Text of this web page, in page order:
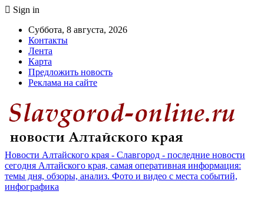
Sign in
Суббота, 8 августа, 2026
Контакты
Лента
Карта
Предложить новость
Реклама на сайте
Новости Алтайского края - Славгород - последние новости
сегодня Алтайского края, самая оперативная информация:
темы дня, обзоры, анализ. Фото и видео с места событий,
инфографика